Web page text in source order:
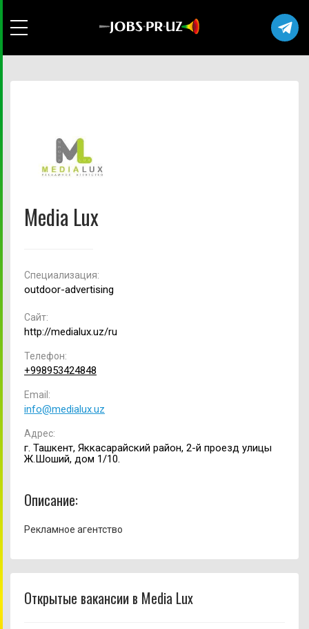
Media Lux
Cпециализация:
outdoor-advertising
Сайт:
http://medialux.uz/ru
Телефон:
+998953424848
Email:
info@medialux.uz
Адрес:
г. Ташкент, Яккасарайский район, 2-й проезд улицы
Ж.Шоший, дом 1/10.
Описание:
Рекламное агентство
Открытые вакансии в Media Lux